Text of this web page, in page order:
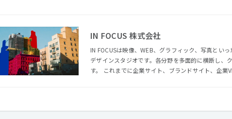
IN FOCUS 株式会社
IN FOCUSは映像、WEB、グラフィック、写真とい
デザインスタジオです。各分野を多面的に横断し、
す。 これまでに企業サイト、ブランドサイト、企業VPやテレビCM、ミュージックビデオなど、多岐にわた
実施し、クオリティの高いものをアウトプットとして提供しています。